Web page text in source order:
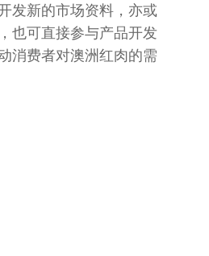
发新的市场资料，亦或
也可直接参与产品开发
消费者对澳洲红肉的需